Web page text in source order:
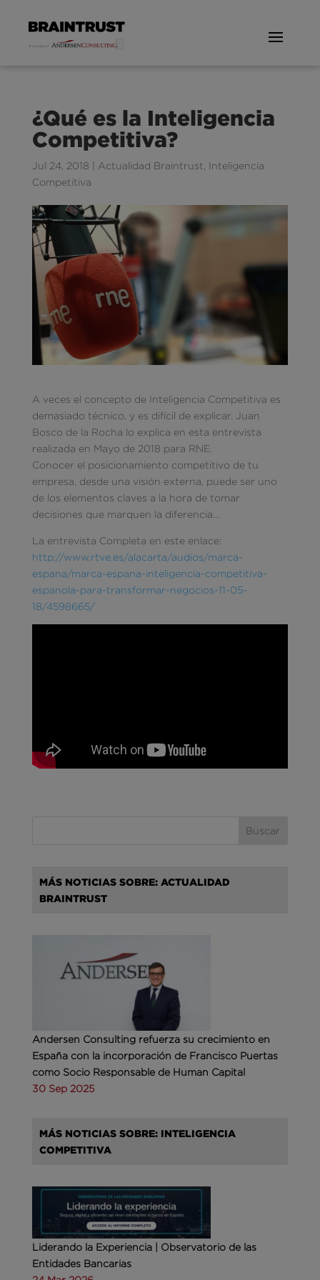
¿Qué es la Inteligencia
Competitiva?
Jul 24, 2018 Actualidad Braintrust Inteligencia
Competitiva
A veces el concepto de Inteligencia Competitiva es
demasiado técnico, y es difícil de explicar. Juan
Bosco de la Rocha lo explica en esta entrevista
realizada en Mayo de 2018 para RNE.
Conocer el posicionamiento competitivo de tu
empresa, desde una visión externa, puede ser uno
de los elementos claves a la hora de tomar
decisiones que marquen la diferencia…
La entrevista Completa en este enlace:
http://www.rtve.es/alacarta/audios/marca-
espana/marca-espana-inteligencia-competitiva-
espanola-para-transformar-negocios-11-05-
18/4598665/
MÁS NOTICIAS SOBRE: ACTUALIDAD
BRAINTRUST
Andersen Consulting refuerza su crecimiento en
España con la incorporación de Francisco Puertas
como Socio Responsable de Human Capital
30 Sep 2025
MÁS NOTICIAS SOBRE: INTELIGENCIA
COMPETITIVA
Liderando la Experiencia | Observatorio de las
Entidades Bancarias